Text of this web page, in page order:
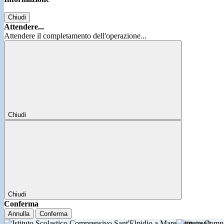
Chiudi
Attendere...
Attendere il completamento dell'operazione...
Chiudi
Chiudi
Conferma
Annulla Conferma